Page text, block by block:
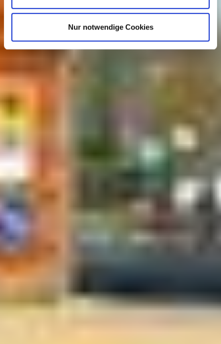
Nur notwendige Cookies